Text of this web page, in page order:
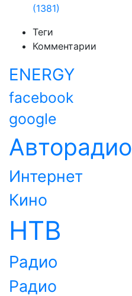
(1381)
Теги
Комментарии
ENERGY
facebook
google
Авторадио
Интернет
Кино
НТВ
Радио
Радио